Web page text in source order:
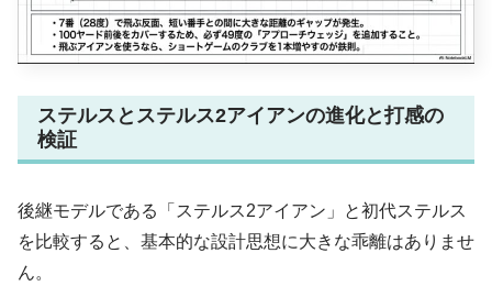
ステルスとステルス2アイアンの進化と打感の
検証
後継モデルである「ステルス2アイアン」と初代ステルス
を比較すると、基本的な設計思想に大きな乖離はありませ
ん。